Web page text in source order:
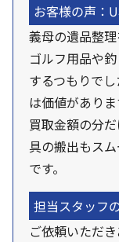
お客様の声：
義母の遺品整
ゴルフ用品や
するつもりで
は価値があり
買取金額の分
具の搬出もス
です。
担当スタッフ
ご依頼いただ